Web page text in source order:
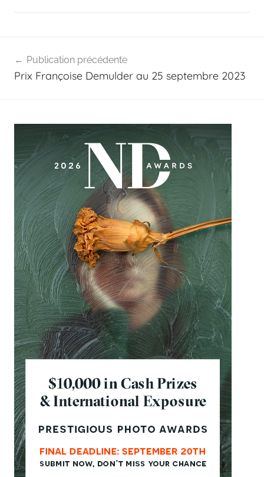
de
Publication précédente
Prix Françoise Demulder au 25 septembre 2023